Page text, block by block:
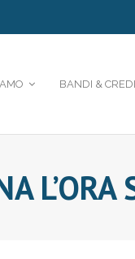
BANDI &
L’ORA